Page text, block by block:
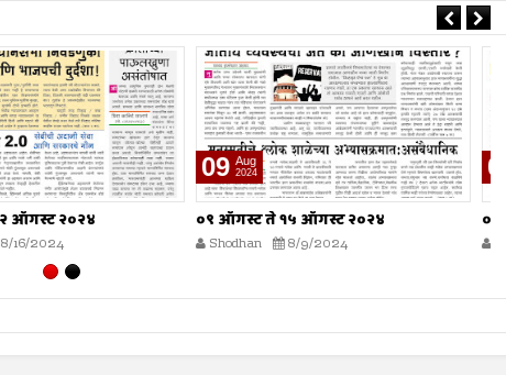
ऑगस्ट २०२४
8/9/2024
02 Aug
2024
०२ ऑगस्ट ते ०८ ऑगस्ट २०२४
Shodhan 8/2/2024